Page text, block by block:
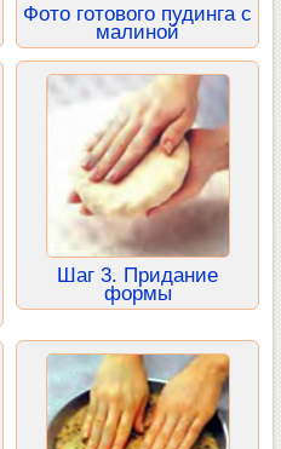
Фото готового пудинга с
малиной
Шаг 3. Придание
формы